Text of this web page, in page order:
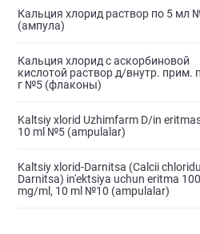
Кальция хлорид раствор по 5 мл
(ампула)
Кальция хлорид с аскорбиновой
кислотой раствор д/внутр. прим.
г №5 (флаконы)
Kaltsiy xlorid Uzhimfarm D/in
10 ml №5 (ampulalar)
Kaltsiy xlorid-Darnitsa (Calcii
Darnitsa) in'ektsiya uchun eritma 100
mg/ml, 10 ml №10 (ampulalar)